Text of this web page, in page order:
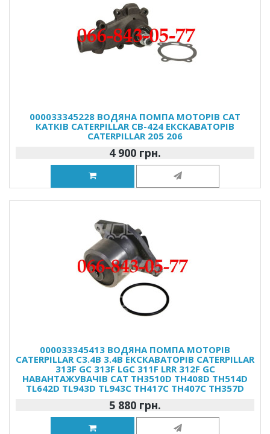
000033345228 ВОДЯНА ПОМПА МОТОРІВ CAT
КАТКІВ CATERPILLAR CB-424 ЕКСКАВАТОРІВ
CATERPILLAR 205 206
4 900 грн.
000033345413 ВОДЯНА ПОМПА МОТОРІВ
CATERPILLAR C3.4B 3.4B ЕКСКАВАТОРІВ CATERPILLAR
313F GC 313F LGC 311F LRR 312F GC
НАВАНТАЖУВАЧІВ CAT TH3510D TH408D TH514D
TL642D TL943D TL943C TH417C TH407C TH357D
5 880 грн.